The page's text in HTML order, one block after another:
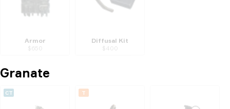
Armor
$ 650
Diffusal Kit
$
400
Granate
CT T